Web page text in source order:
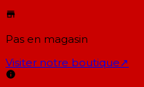
Pas en magasin
Visiter notre boutique↗